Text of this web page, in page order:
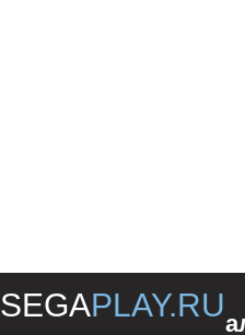
SEGAPLAY.RU